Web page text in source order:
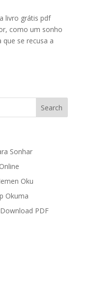
livro grátis pdf
como um sonho
se recusa a
Sonhar
Oku
Okuma
PDF